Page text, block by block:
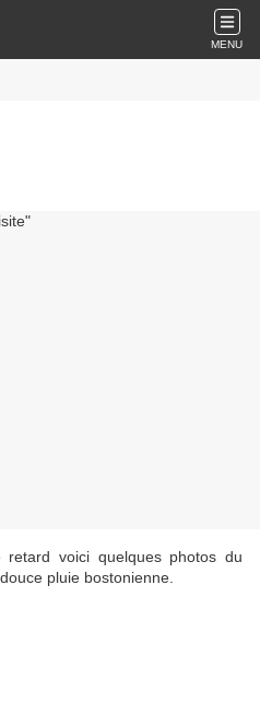
MENU
voici quelques photos du
pluie bostonienne.